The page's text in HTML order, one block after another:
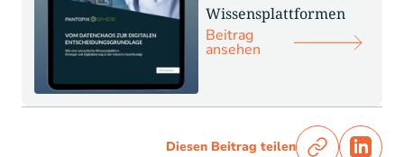
Wissensplattformen
Beitrag
ansehen
Diesen Beitrag teilen